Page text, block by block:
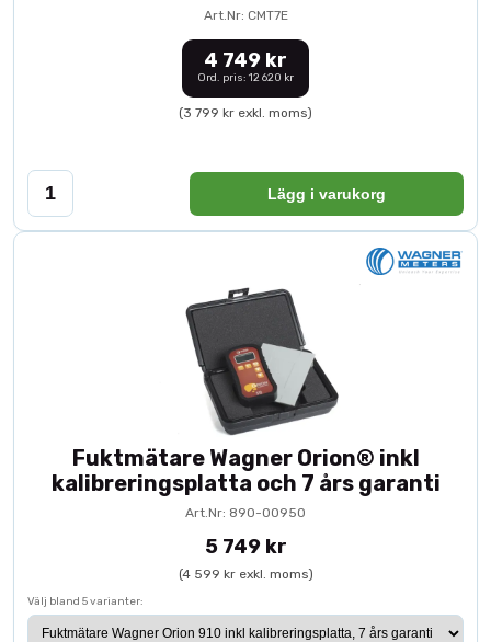
Art.Nr: CMT7E
4 749 kr
Ord. pris: 12 620 kr
(3 799 kr exkl. moms)
Lägg i varukorg
Fuktmätare Wagner Orion® inkl
kalibreringsplatta och 7 års garanti
Art.Nr: 890-00950
5 749 kr
(4 599 kr exkl. moms)
Välj bland 5 varianter: